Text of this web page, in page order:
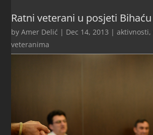
Ratni veterani u posjeti Bihaću
byAmer Delić | Dec 14, 2013 |aktivnosti,
veteranima